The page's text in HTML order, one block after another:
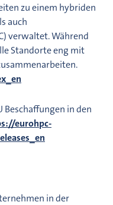
zu einem hybriden
auch
verwaltet. Während
Standorte eng mit
Beschaffungen in den
eurohpc-
in der